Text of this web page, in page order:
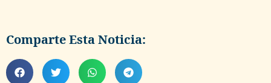
Comparte Esta Noticia: